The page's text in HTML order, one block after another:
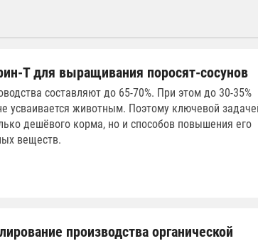
Т для выращивания поросят-сосунов
составляют до 65-70%. При этом до 30-35%
усваивается животным. Поэтому ключевой
дешёвого корма, но и способов повышения его
веществ.
производства органической